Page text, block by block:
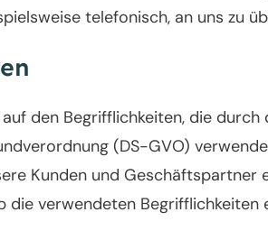
telefonisch, an uns zu
den Begrifflichkeiten, die
(DS-GVO)
Kunden und Geschäftspartner
die verwendeten Begrifflichkeiten